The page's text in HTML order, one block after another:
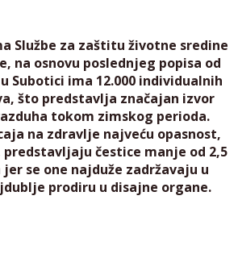
Službe za zaštitu životne sredine
na osnovu poslednjeg popisa od
Subotici ima 12.000 individualnih
što predstavlja značajan izvor
tokom zimskog perioda.
na zdravlje najveću opasnost,
čestice manje od 2,5
se one najduže zadržavaju u
prodiru u disajne organe.